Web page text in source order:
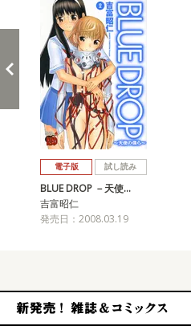
電子版 試し読み
BLUE DROP －天使…
吉富昭仁
発売日：2008.03.19